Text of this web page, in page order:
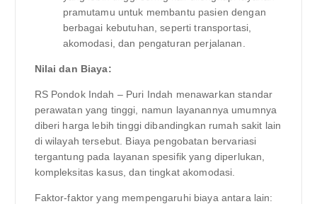
pramutamu untuk membantu pasien dengan
berbagai kebutuhan, seperti transportasi,
akomodasi, dan pengaturan perjalanan.
Nilai dan Biaya:
RS Pondok Indah – Puri Indah menawarkan standar
perawatan yang tinggi, namun layanannya umumnya
diberi harga lebih tinggi dibandingkan rumah sakit lain
di wilayah tersebut. Biaya pengobatan bervariasi
tergantung pada layanan spesifik yang diperlukan,
kompleksitas kasus, dan tingkat akomodasi.
Faktor-faktor yang mempengaruhi biaya antara lain: